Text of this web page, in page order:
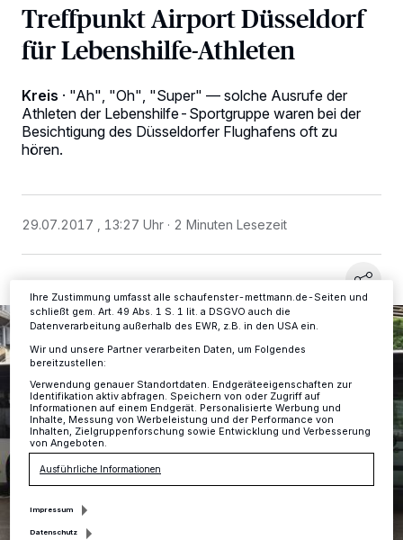
Treffpunkt Airport Düsseldorf
für Lebenshilfe-Athleten
Kreis · "Ah", "Oh", "Super" — solche Ausrufe der
Athleten der Lebenshilfe-Sportgruppe waren bei der
Besichtigung des Düsseldorfer Flughafens oft zu
hören.
29.07.2017 , 13:27 Uhr 2 Minuten Lesezeit
Wir und unsere218-Partner speichern und greifen auf
personenbezogene Daten wie Browserdaten oder eindeutige
Kennungen auf Ihrem Gerät zu. Durch Auswahl von OK aktivieren Sie
ändern oder Ihre Einwilligung zu widerrufen, indem Sie auf den Link
Ihre Zustimmung umfasst alle schaufenster-mettmann.de-Seiten und
schließt gem. Art. 49 Abs. 1 S. 1 lit. a DSGVO auch die
Datenverarbeitung außerhalb des EWR, z.B. in den USA ein.
Wir und unsere Partner verarbeiten Daten, um Folgendes
bereitzustellen:
Verwendung genauer Standortdaten. Endgeräteeigenschaften zur
Identifikation aktiv abfragen. Speichern von oder Zugriff auf
Informationen auf einem Endgerät. Personalisierte Werbung und
Inhalte, Messung von Werbeleistung und der Performance von
Inhalten, Zielgruppenforschung sowie Entwicklung und Verbesserung
von Angeboten.
Ausführliche Informationen
Impressum
Datenschutz